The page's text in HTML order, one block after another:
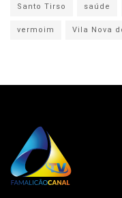
Santo Tirso
saúde
vermoim
Vila Nova